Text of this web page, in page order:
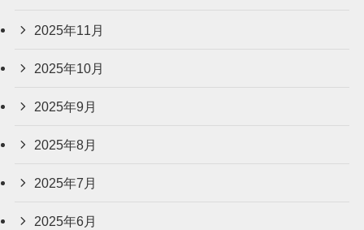
2025年11月
2025年10月
2025年9月
2025年8月
2025年7月
2025年6月